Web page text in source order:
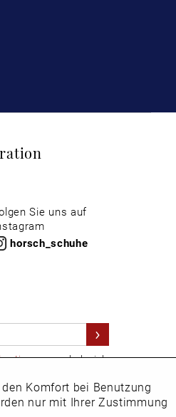
Sie uns auf
horsch_schuhe
habe ich
abmelden. Aktiv
Komfort bei Benutzung
nur mit Ihrer Zustimmung